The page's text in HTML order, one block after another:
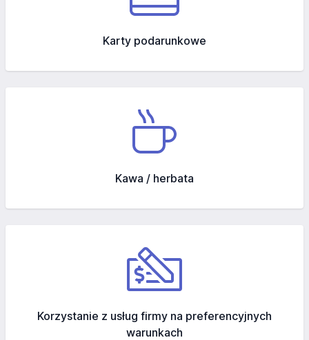
Karty podarunkowe
Kawa / herbata
Korzystanie z usług firmy na preferencyjnych
warunkach